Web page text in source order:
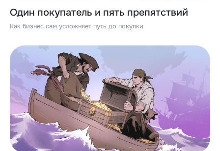
Один покупатель и пять препятствий
Как бизнес сам усложняет путь до покупки